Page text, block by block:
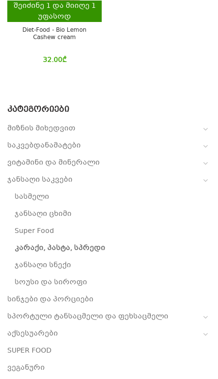
ᲙᲐᲢᲔᲒᲝᲠᲘᲔᲑᲘ
მიზნის მიხედვით
საკვებდანამატები
ვიტამინი და მინერალი
ჯანსაღი საკვები
სასმელი
ჯანსაღი ცხიმი
Super Food
კარაქი, პასტა, სპრედი
ჯანსაღი სნექი
სოუსი და სიროფი
სინჯები და პორციები
სპორტული ტანსაცმელი და ფეხსაცმელი
აქსესუარები
SUPER FOOD
ვეგანური
შეიძინე 1 და მიიღე 1
უფასოდ
Diet-Food - Bio Lemon
Cashew cream
32.00₾